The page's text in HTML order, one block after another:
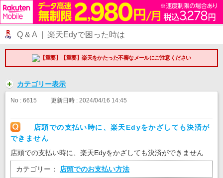
Q & A | 楽天Edyで困った時は
【重要】楽天をかたった不審なメールにご注意ください
カテゴリー表示
No : 6615 更新日時 : 2024/04/16 14:45
店頭での支払い時に、楽天Edyをかざしても決済が
できません
店頭での支払い時に、楽天Edyをかざしても決済ができません
カテゴリー： 店頭でのお支払い方法